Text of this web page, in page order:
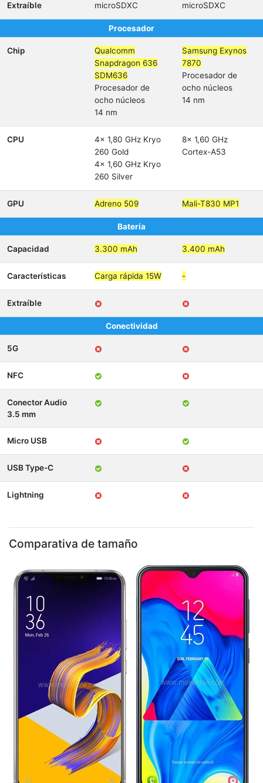
Extraíble microSDXC microSDXC
Procesador
Chip
Qualcomm
Snapdragon 636
SDM636
Procesador de
ocho núcleos
14 nm
Samsung Exynos
7870
Procesador de
ocho núcleos
14 nm
CPU
4x 1,80 GHz Kryo
260 Gold
4x 1,60 GHz Kryo
260 Silver
8x 1,60 GHz
Cortex-A53
GPU Adreno 509 Mali-T830 MP1
Batería
Capacidad 3.300 mAh 3.400 mAh
Características Carga rápida 15W -
Extraíble
Conectividad
5G
NFC
Conector Audio
3.5 mm
Micro USB
USB Type-C
Lightning
Comparativa de tamaño